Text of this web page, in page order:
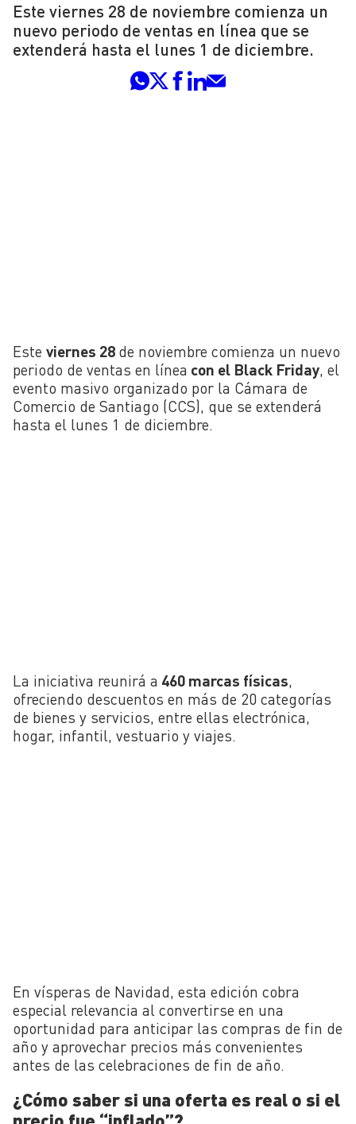
Este viernes 28 de noviembre comienza un
nuevo periodo de ventas en línea que se
extenderá hasta el lunes 1 de diciembre.
Este viernes 28 de noviembre comienza un nuevo
periodo de ventas en línea con el Black Friday , el
evento masivo organizado por la Cámara de
Comercio de Santiago (CCS), que se extenderá
hasta el lunes 1 de diciembre.
La iniciativa reunirá a 460 marcas físicas,
ofreciendo descuentos en más de 20 categorías
de bienes y servicios, entre ellas electrónica,
hogar, infantil, vestuario y viajes.
En vísperas de Navidad, esta edición cobra
especial relevancia al convertirse en una
oportunidad para anticipar las compras de fin de
año y aprovechar precios más convenientes
antes de las celebraciones de fin de año.
¿Cómo saber si una oferta es real o si el
precio fue “inflado”?